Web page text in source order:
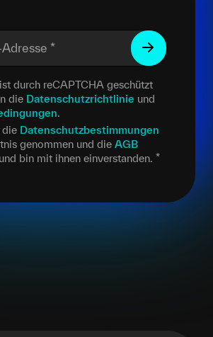
*
durch reCAPTCHA geschützt
die Datenschutzrichtlinie und
.
die Datenschutzbestimmungen
genommen und die AGB
bin mit ihnen einverstanden. *